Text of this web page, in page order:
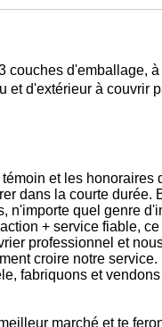
d'emballage,
et d'extérieur à couvrir
et les honoraires
dans la courte
n'importe quel genre
+ service fiable,
professionnel et
croire notre
fabriquons et
marché et te